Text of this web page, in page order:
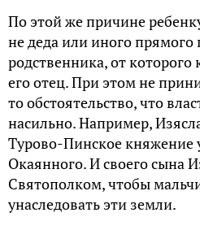
По этой же причине
не деда или иного прямого
родственника, от
его отец. При этом не
то обстоятельство, что
насильно. Например,
Турово-Пинское княжение
Окаянного. И своего сына
Святополком, чтобы
унаследовать эти земли.